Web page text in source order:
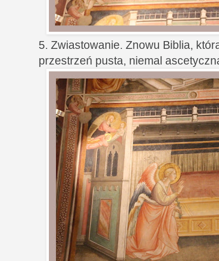
5. Zwiastowanie. Znowu Biblia,
przestrzeń pusta, niemal